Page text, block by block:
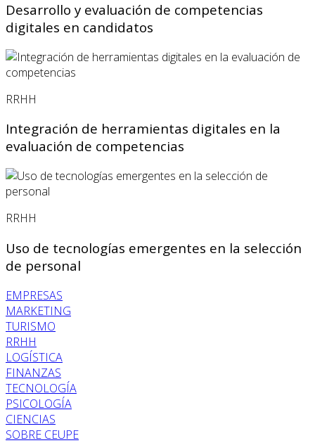
Desarrollo y evaluación de competencias
digitales en candidatos
RRHH
Integración de herramientas digitales en la
evaluación de competencias
RRHH
Uso de tecnologías emergentes en la selección
de personal
EMPRESAS
MARKETING
TURISMO
RRHH
LOGÍSTICA
FINANZAS
TECNOLOGÍA
PSICOLOGÍA
CIENCIAS
SOBRE CEUPE